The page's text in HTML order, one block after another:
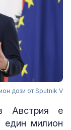
дози от Sputnik V
Австрия е
един милион